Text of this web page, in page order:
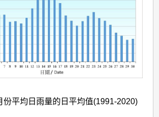
份平均日雨量的日平均值(1991-2020)